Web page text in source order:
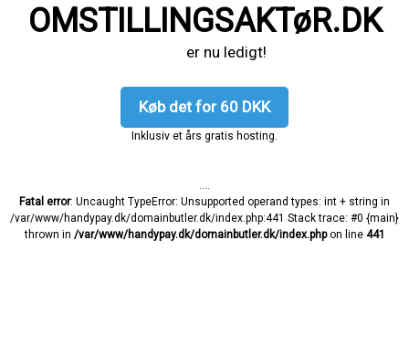
OMSTILLINGSAKTøR.DK
er nu ledigt!
Køb det for 60 DKK
Inklusiv et års gratis hosting.
Fatal error: Uncaught TypeError: Unsupported operand types: int + string in
/var/www/handypay.dk/domainbutler.dk/index.php:441 Stack trace: #0 {main}
thrown in /var/www/handypay.dk/domainbutler.dk/index.phpon line 441